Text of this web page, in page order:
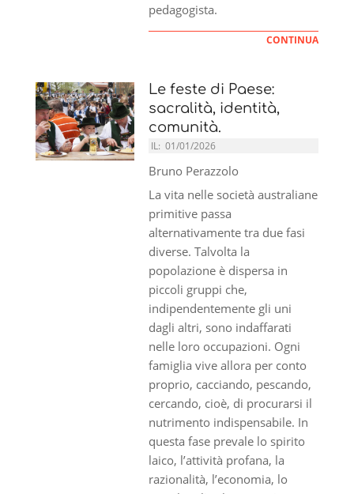
pedagogista.
CONTINUA
Le feste di Paese:
sacralità, identità,
comunità.
IL: 01/01/2026
Bruno Perazzolo
La vita nelle società australiane
primitive passa
alternativamente tra due fasi
diverse. Talvolta la
popolazione è dispersa in
piccoli gruppi che,
indipendentemente gli uni
dagli altri, sono indaffarati
nelle loro occupazioni. Ogni
famiglia vive allora per conto
proprio, cacciando, pescando,
cercando, cioè, di procurarsi il
nutrimento indispensabile. In
questa fase prevale lo spirito
laico, l’attività profana, la
razionalità, l’economia, lo